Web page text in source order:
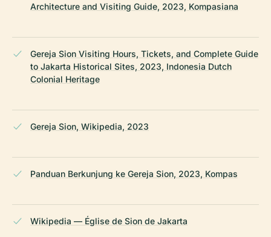
Architecture and Visiting Guide, 2023, Kompasiana
Gereja Sion Visiting Hours, Tickets, and Complete Guide
to Jakarta Historical Sites, 2023, Indonesia Dutch
Colonial Heritage
Gereja Sion, Wikipedia, 2023
Panduan Berkunjung ke Gereja Sion, 2023, Kompas
Wikipedia — Église de Sion de Jakarta